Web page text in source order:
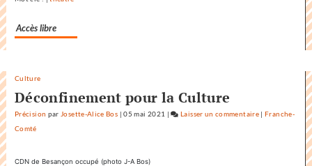
communication
Accès libre
Culture
Déconfinement pour la Culture
Précision par Josette-Alice Bos |05 mai 2021 | Laisser un commentaire on
Factuel.media
|Franche-
Comté
CDN de Besançon occupé (photo J-A Bos)